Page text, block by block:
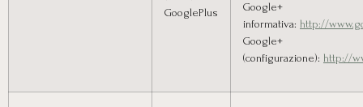
GooglePlus
Google+
informativa: http://
Google+
(configurazione): http://